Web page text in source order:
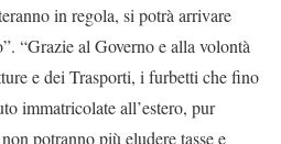
in regola, si potrà arrivare
“Grazie al Governo e alla volontà
e dei Trasporti, i furbetti che fino
immatricolate all’estero, pur
potranno più eludere tasse e